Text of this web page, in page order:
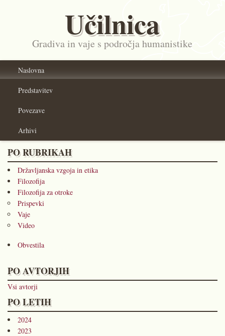
Učilnica
Gradiva in vaje s področja humanistike
Naslovna
Predstavitev
Povezave
Arhivi
PO RUBRIKAH
Državljanska vzgoja in etika
Filozofija
Filozofija za otroke
Prispevki
Vaje
Video
Obvestila
PO AVTORJIH
Vsi avtorji
PO LETIH
2024
2023